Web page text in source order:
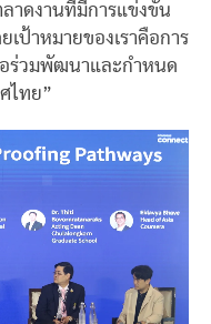
ลาดงานที่มีการแข่งขัน
เป้าหมายของเราคือการ
อร่วมพัฒนาและกำหนด
ไทย”